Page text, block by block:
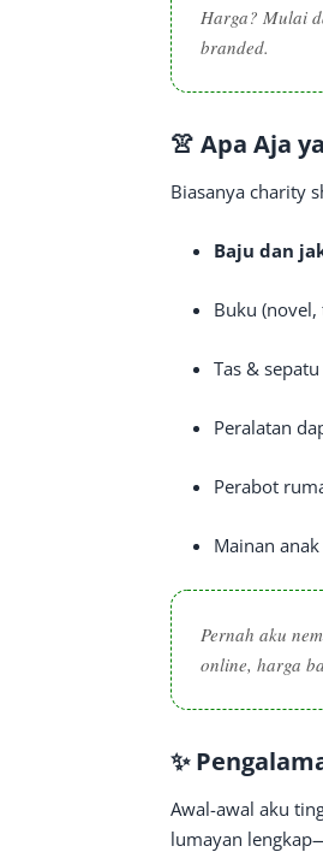
Harga? Mulai
branded.
👚 Apa Aja
Biasanya charity
Baju dan
Buku
Tas & sepatu
Peralatan
Perabot
Mainan
Pernah aku
online, harga
✨
Awal-awal aku
lumayan